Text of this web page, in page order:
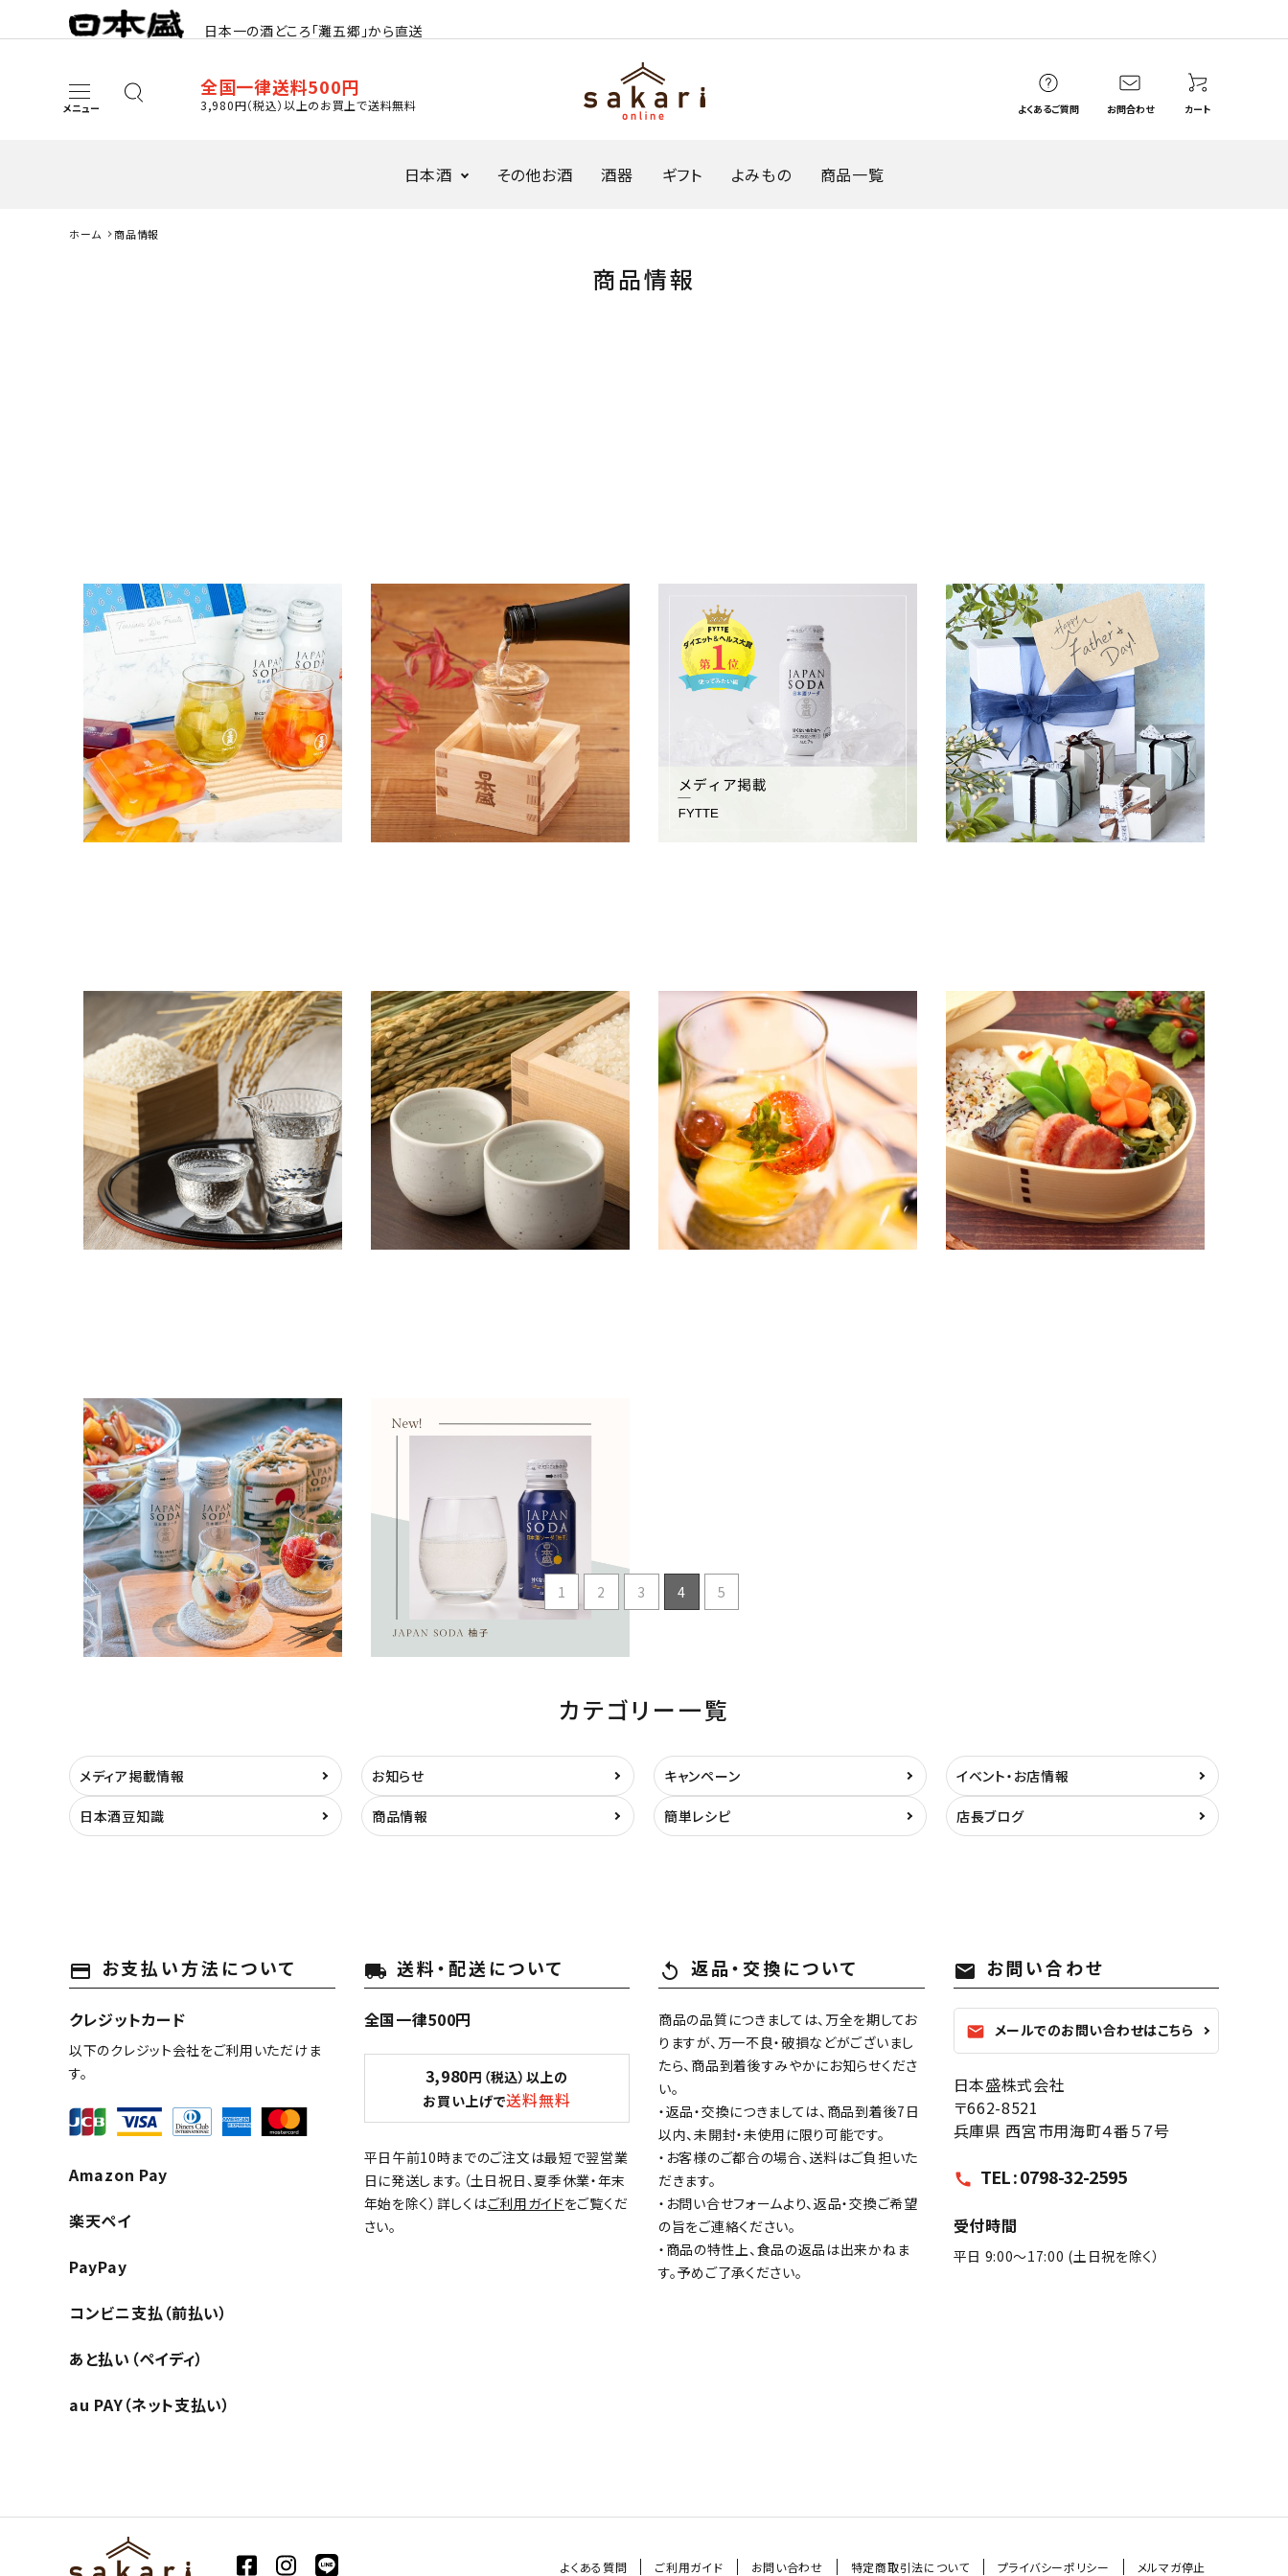
日本一の酒どころ「灘五郷」から直送
メニュー
close
キーワードから探す
アルコール度数
価格から探す
全国一律送料500円
3,980円（税込）以上のお買上で送料無料 よくあるご質問 お問合わせ カート
日本酒 その他お酒 酒器 ギフト よみもの 商品一覧
INFORMATION
ホーム 商品情報
商品情報
アンリ・シャルパンティエのスイーツでつく
る日本酒デザート！極上のスイーツと日本
酒ソーダによる、奇跡のコラボレーション
2024.06.20
簡単レシピ 店長ブログ
日本酒の種類は全部で何種類？違いをわ
かりやすく解説！
2024.06.01
日本酒豆知識 商品情報 店長ブログ
メディア掲載情報 「FYTTE（フィッテ）」
2024.05.22
メディア掲載情報 商品情報
【2024年】父の日ギフトにおすすめ！プレゼ
ントにおすすめな日本酒の選び方をご紹介
2024.05.15
商品情報 店長ブログ
日本酒の甘口・辛口って？違いを知って、好
みの日本酒を見つけてみよう！
2024.05.07
日本酒豆知識
「きき酒」って一体なに？今すぐに試せる、き
き酒の方法をご紹介！
2024.04.15
日本酒豆知識 商品情報 店長ブログ
10秒でできる！日本酒ソーダを使った簡単
アレンジ『大人のフルーツポンチ』
2024.03.30
商品情報 簡単レシピ
お花見シーズンは、日本酒を片手に出かけ
よう！おつまみを詰めた大人のお弁当を紹
介
2024.03.15
商品情報 店長ブログ
日本酒をもっとカジュアルに！PRイベント
「インフルエンサー万博」に出展しました
2024.03.01
イベント・お店情報 商品情報
「日本盛 JAPAN SODA 柚子 180mlボトル
商品情報
1 2 3 4 5
カテゴリー一覧
メディア掲載情報 お知らせ キャンペーン イベント・お店情報
日本酒豆知識 商品情報 簡単レシピ 店長ブログ
payment お支払い方法について
クレジットカード
以下のクレジット会社をご利用いただけま
す。
Amazon Pay
楽天ペイ
PayPay
コンビニ支払（前払い）
あと払い（ペイディ）
au PAY（ネット支払い）
local_shipping 送料・配送について
全国一律500円
3,980円（税込）以上の
お買い上げで送料無料
平日午前10時までのご注文は最短で翌営業
日に発送します。（土日祝日、夏季休業・年末
年始を除く）詳しくはご利用ガイドをご覧くだ
さい。
replay 返品・交換について
商品の品質につきましては、万全を期してお
りますが、万一不良・破損などがございまし
たら、商品到着後すみやかにお知らせくださ
い。
・返品・交換につきましては、商品到着後7日
以内、未開封・未使用に限り可能です。
・お客様のご都合の場合、送料はご負担いた
だきます。
・お問い合せフォームより、返品・交換ご希望
の旨をご連絡ください。
・商品の特性上、食品の返品は出来かねま
す。予めご了承ください。
mail お問い合わせ
mail メールでのお問い合わせはこちら
日本盛株式会社
〒662-8521
兵庫県 西宮市用海町４番５７号
call TEL : 0798-32-2595
受付時間
平日 9:00〜17:00 (土日祝を除く）
よくある質問 ご利用ガイド お問い合わせ 特定商取引法について プライバシーポリシー メルマガ停止